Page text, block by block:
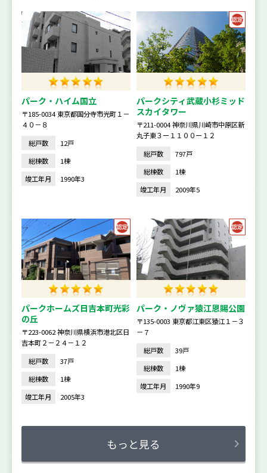
パーク・ハイム国立
〒185-0034 東京都国分寺市光町１－
４０－８
総戸数
12戸
総棟数
1棟
竣工年月
1990年3
パークシティ武蔵小杉ミッド
スカイタワー
〒211-0004 神奈川県川崎市中原区新
丸子東３ー１１００ー１２
総戸数
797戸
総棟数
1棟
竣工年月
2009年5
パークホームズ日吉本町光彩
の丘
〒223-0062 神奈川県横浜市港北区日
吉本町２－２４－１２
総戸数
37戸
総棟数
1棟
竣工年月
2005年3
パーク・ノヴァ猿江恩賜公園
〒135-0003 東京都江東区猿江１－３
－７
総戸数
39戸
総棟数
1棟
竣工年月
1990年9
もっと見る